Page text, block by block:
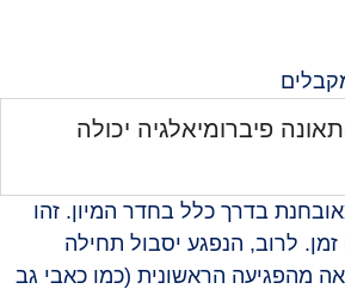
פיברומיאלגיה יכולה
בדרך כלל בחדר המיון. זהו
לרוב, הנפגע יסבול תחילה
מהפגיעה הראשונית (כמו כאבי גב